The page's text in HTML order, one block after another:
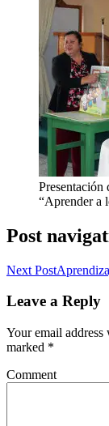
Presentación
“Aprender a
Post
Next Post
Leave a Reply
Your email
marked *
Comment